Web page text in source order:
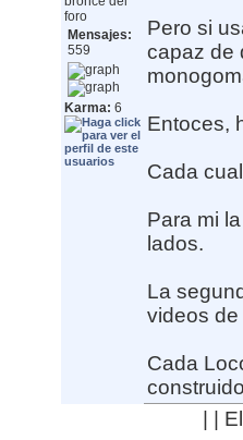
foro
Mensajes:
559
Karma: 6
Pero si
capaz de
Entoces,
Cada
Para mi
lados.
La
videos
Cada
| |